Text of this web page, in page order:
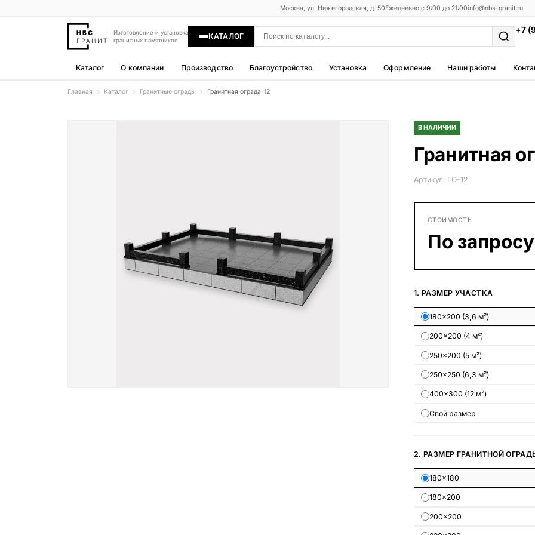
Москва, ул. Нижегородская, д. 50Ежедневно с 9:00 до 21:00info@nbs-granit.ru
Изготовление и установка
гранитных памятников
КАТАЛОГ
+7
Каталог О компании Производство Благоустройство Установка Оформление Наши работы
Благоустройство
Металлические ограды
Гранитные цветники
7 моделей
ВЕСЬ КАТАЛОГ
Главная Каталог Гранитные ограды Гранитная ограда-12
В НАЛИЧИИ
Гранитная
Артикул: ГО-12
СТОИМОСТЬ
По запросу
1. РАЗМЕР УЧАСТКА
180×200 (3,6 м²)
200×200 (4 м²)
250×200 (5 м²)
250×250 (6,3 м²)
400×300 (12 м²)
Свой размер
2. РАЗМЕР ГРАНИТНОЙ
180×180
180×200
200×200